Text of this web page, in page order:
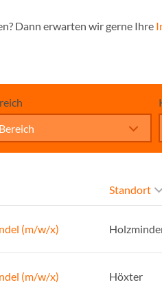
Dann erwarten wir gerne Ihre
Bereich
Standort
(m/w/x)
(m/w/x) Höxter